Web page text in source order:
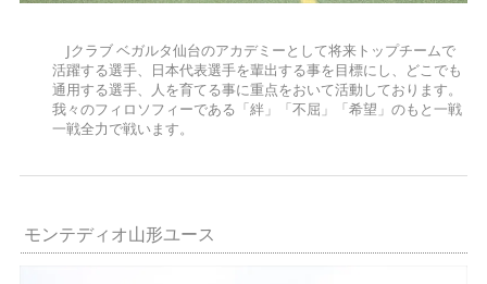
Jクラブ ベガルタ仙台のアカデミーとして将来トップチームで
活躍する選手、日本代表選手を輩出する事を目標にし、どこでも
通用する選手、人を育てる事に重点をおいて活動しております。
我々のフィロソフィーである「絆」「不屈」「希望」のもと一戦
一戦全力で戦います。
モンテディオ山形ユース